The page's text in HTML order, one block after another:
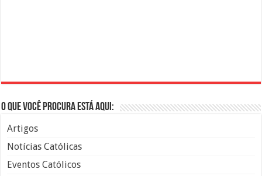
O que você procura está aqui:
Artigos
Notícias Católicas
Eventos Católicos